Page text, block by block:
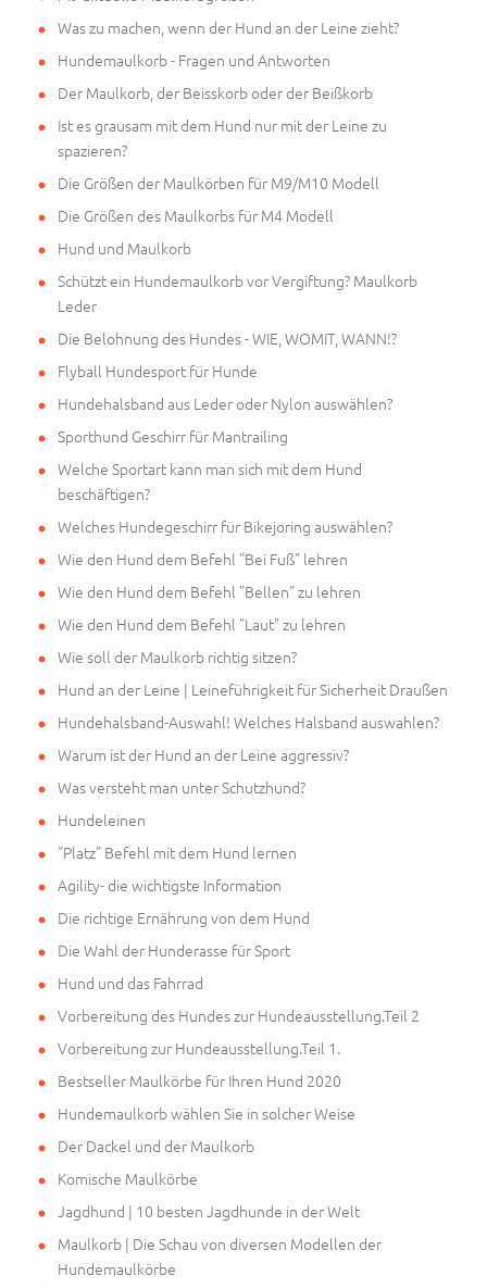
Was zu machen, wenn der Hund an der Leine zieht?
Hundemaulkorb - Fragen und Antworten
Der Maulkorb, der Beisskorb oder der Beißkorb
Ist es grausam mit dem Hund nur mit der Leine zu
spazieren?
Die Größen der Maulkörben für M9/M10 Modell
Die Größen des Maulkorbs für M4 Modell
Hund und Maulkorb
Schützt ein Hundemaulkorb vor Vergiftung? Maulkorb
Leder
Die Belohnung des Hundes - WIE, WOMIT, WANN!?
Flyball Hundesport für Hunde
Hundehalsband aus Leder oder Nylon auswählen?
Sporthund Geschirr für Mantrailing
Welche Sportart kann man sich mit dem Hund
beschäftigen?
Welches Hundegeschirr für Bikejoring auswählen?
Wie den Hund dem Befehl "Bei Fuß" lehren
Wie den Hund dem Befehl "Bellen" zu lehren
Wie den Hund dem Befehl "Laut" zu lehren
Wie soll der Maulkorb richtig sitzen?
Hund an der Leine | Leineführigkeit für Sicherheit Draußen
Hundehalsband-Auswahl! Welches Halsband auswahlen?
Warum ist der Hund an der Leine aggressiv?
Was versteht man unter Schutzhund?
Hundeleinen
"Platz" Befehl mit dem Hund lernen
Agility- die wichtigste Information
Die richtige Ernährung von dem Hund
Die Wahl der Hunderasse für Sport
Hund und das Fahrrad
Vorbereitung des Hundes zur Hundeausstellung.Teil 2
Vorbereitung zur Hundeausstellung.Teil 1.
Bestseller Maulkörbe für Ihren Hund 2020
Hundemaulkorb wählen Sie in solcher Weise
Der Dackel und der Maulkorb
Komische Maulkörbe
Jagdhund | 10 besten Jagdhunde in der Welt
Maulkorb | Die Schau von diversen Modellen der
Hundemaulkörbe